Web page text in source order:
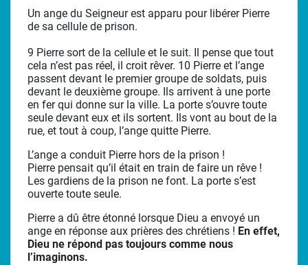
Loisirs
Un ange du Seigneur est apparu pour libérer Pierre
de sa cellule de prison.
9 Pierre sort de la cellule et le suit. Il pense que tout
cela n’est pas réel, il croit rêver. 10 Pierre et l’ange
passent devant le premier groupe de soldats, puis
devant le deuxième groupe. Ils arrivent à une porte
en fer qui donne sur la ville. La porte s’ouvre toute
seule devant eux et ils sortent. Ils vont au bout de la
rue, et tout à coup, l’ange quitte Pierre.
L’ange a conduit Pierre hors de la prison !
Pierre pensait qu’il était en train de faire un rêve !
Les gardiens de la prison ne font. La porte s’est
ouverte toute seule.
Pierre a dû être étonné lorsque Dieu a envoyé un
ange en réponse aux prières des chrétiens ! En effet,
Dieu ne répond pas toujours comme nous
l’imaginons.